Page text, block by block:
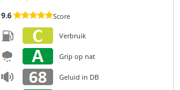
9.6 Score
Verbruik
Grip op nat
Geluid in DB